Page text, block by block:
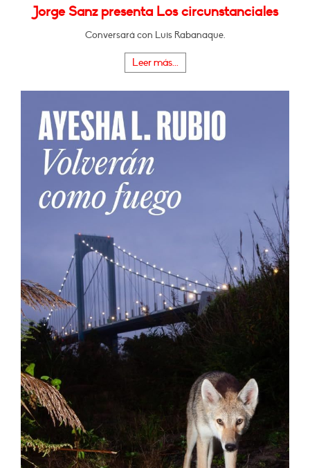
Jorge Sanz presenta Los circunstanciales
Conversará con Luis Rabanaque.
Leer más...